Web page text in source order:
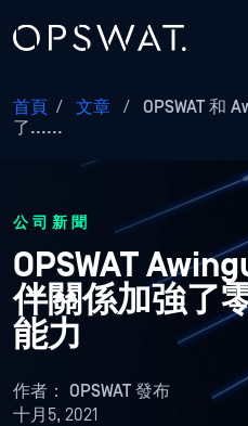
首頁 / 文章 /
OPSWAT 和
了......
公司新聞
OPSWAT
伴關係加強了
能力
作者： OPSWAT 發布
十月5, 2021